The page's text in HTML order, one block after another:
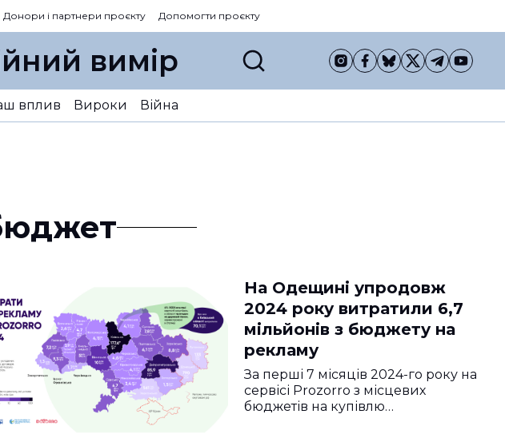
Донори і партнери проєкту Допомогти проєкту
вимір
вплив Вироки Війна
На Одещині упродовж
2024 року витратили 6,7
мільйонів з бюджету на
рекламу
За перші 7 місяців 2024-го року на
сервісі Prozorro з місцевих
бюджетів на купівлю…